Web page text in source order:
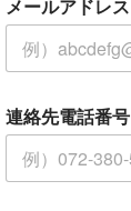
メールアドレス
連絡先電話番号